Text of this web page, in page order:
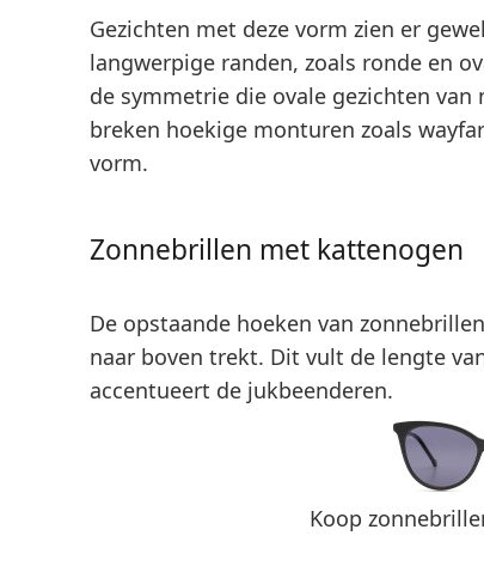
Gezichten met deze vorm zien er
langwerpige randen, zoals ronde en
de symmetrie die ovale gezichten
breken hoekige monturen zoals
vorm.
Zonnebrillen met kattenogen
De opstaande hoeken van
naar boven trekt. Dit vult de lengte
accentueert de jukbeenderen.
Koop